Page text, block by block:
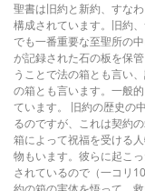
聖書は旧約と新約、すな
構成されています。旧約
でも一番重要な至聖所の
が記録された石の板を保
うことで法の箱とも言い
の箱とも言います。一般
ています。 旧約の歴史の
るのですが、これは契約
箱によって祝福を受ける
物もいます。彼らに起こ
されているので（一コリ